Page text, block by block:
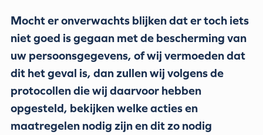
Mocht er onverwachts blijken dat er toch iets
niet goed is gegaan met de bescherming van
uw persoonsgegevens, of wij vermoeden dat
dit het geval is, dan zullen wij volgens de
protocollen die wij daarvoor hebben
opgesteld, bekijken welke acties en
maatregelen nodig zijn en dit zo nodig